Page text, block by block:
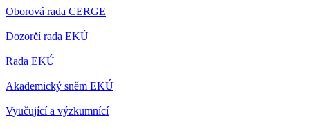
Oborová rada CERGE
Dozorčí rada EKÚ
Rada EKÚ
Akademický sněm EKÚ
Vyučující a výzkumnící